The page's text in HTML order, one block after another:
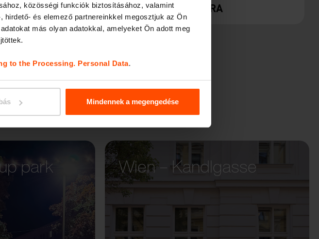
közösségi funkciók biztosításához, valamint
és elemező partnereinkkel megosztjuk az Ön
más olyan adatokkal, amelyeket Ön adott meg
to the Processing. Personal Data.
Mindennek a megengedése
RIVAGE VERA
park Wien – Kandlgasse